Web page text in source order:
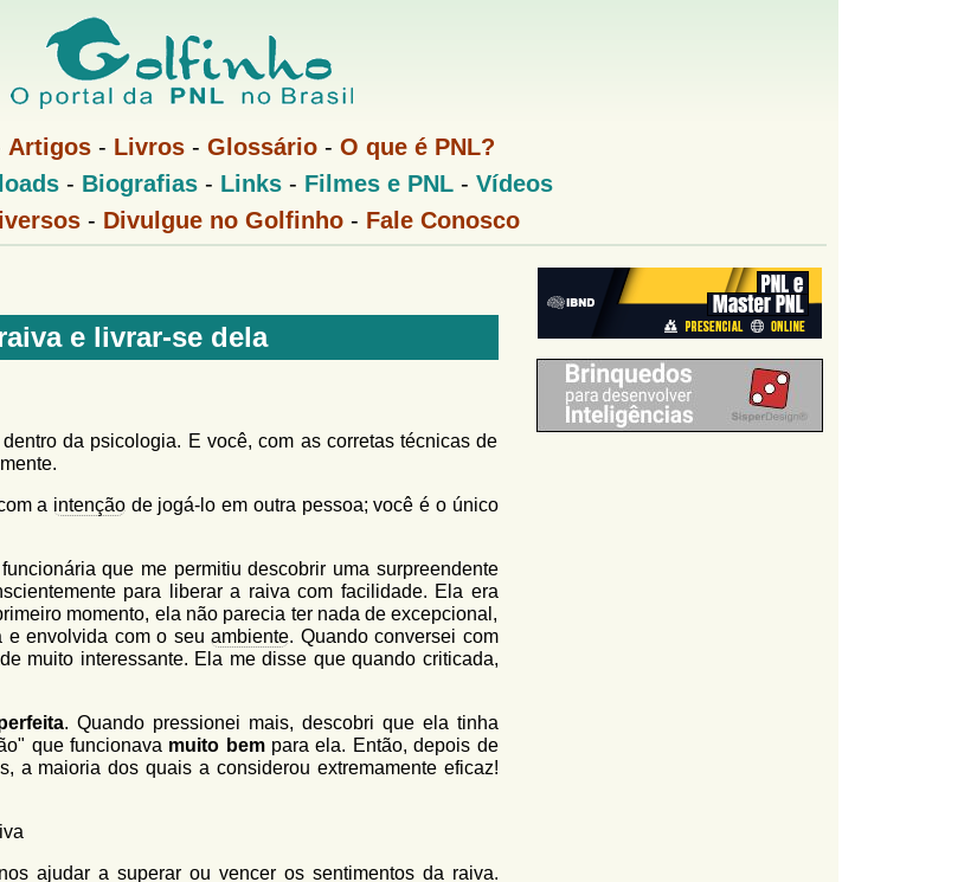
Pular
para
o
principal
Artigos - Livros - Glossário - O que é PNL?
- Biografias- Links- Filmes e PNL- Vídeos
- Divulgue no Golfinho- Fale Conosco
e livrar-se dela
da psicologia. E você, com as corretas técnicas de
a intençãode jogá-lo em outra pessoa; você é o único
que me permitiu descobrir uma surpreendente
para liberar a raiva com facilidade. Ela era
momento, ela não parecia ter nada de excepcional,
e envolvida com o seu ambiente. Quando conversei com
muito interessante. Ela me disse que quando criticada,
. Quando pressionei mais, descobri que ela tinha
que funcionava muito bempara ela. Então, depois de
a maioria dos quais a considerou extremamente eficaz!
ajudar a superar ou vencer os sentimentos da raiva.